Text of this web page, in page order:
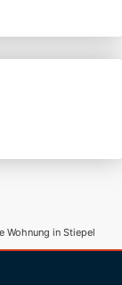
Wohnung in Stiepel